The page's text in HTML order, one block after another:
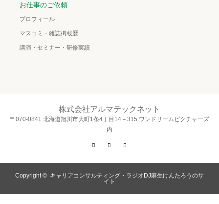
お仕事のご依頼
プロフィール
マスコミ・雑誌掲載歴
講演・セミナー・研修実績
株式会社アルマテックネット
〒070-0841 北海道旭川市大町1条4丁目14－315 ワンドリームピクチャーズ
内
Twitter
Facebook
Copyright © キャリアコンサルティング・ラジオDJ麻生けんたろうのサ
イト